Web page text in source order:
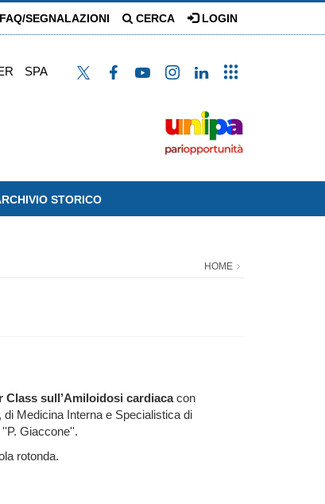
FAQ/SEGNALAZIONI CERCA LOGIN
SPA
STORICO
HOME
Class sull’Amiloidosi cardiacacon
Medicina Interna e Specialistica di
Giaccone''.
rotonda.